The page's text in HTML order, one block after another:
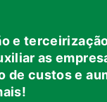
e
as
de custos e